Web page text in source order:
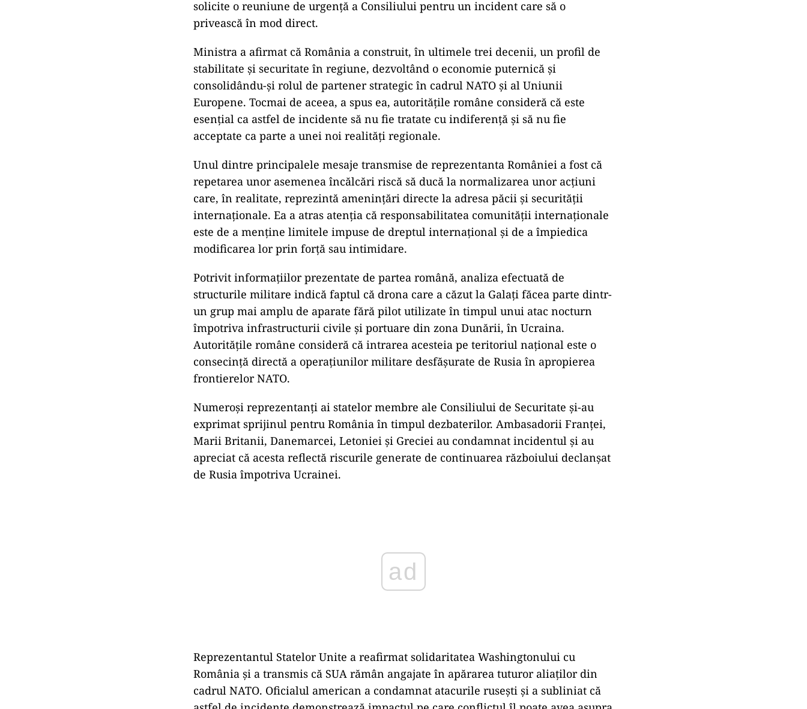
solicite o reuniune de urgență a Consiliului pentru un incident care să o
privească în mod direct.
Ministra a afirmat că România a construit, în ultimele trei decenii, un profil de
stabilitate și securitate în regiune, dezvoltând o economie puternică și
consolidându-și rolul de partener strategic în cadrul NATO și al Uniunii
Europene. Tocmai de aceea, a spus ea, autoritățile române consideră că este
esențial ca astfel de incidente să nu fie tratate cu indiferență și să nu fie
acceptate ca parte a unei noi realități regionale.
Unul dintre principalele mesaje transmise de reprezentanta României a fost că
repetarea unor asemenea încălcări riscă să ducă la normalizarea unor acțiuni
care, în realitate, reprezintă amenințări directe la adresa păcii și securității
internaționale. Ea a atras atenția că responsabilitatea comunității internaționale
este de a menține limitele impuse de dreptul internațional și de a împiedica
modificarea lor prin forță sau intimidare.
Potrivit informațiilor prezentate de partea română, analiza efectuată de
structurile militare indică faptul că drona care a căzut la Galați făcea parte dintr-
un grup mai amplu de aparate fără pilot utilizate în timpul unui atac nocturn
împotriva infrastructurii civile și portuare din zona Dunării, în Ucraina.
Autoritățile române consideră că intrarea acesteia pe teritoriul național este o
consecință directă a operațiunilor militare desfășurate de Rusia în apropierea
frontierelor NATO.
Numeroși reprezentanți ai statelor membre ale Consiliului de Securitate și-au
exprimat sprijinul pentru România în timpul dezbaterilor. Ambasadorii Franței,
Marii Britanii, Danemarcei, Letoniei și Greciei au condamnat incidentul și au
apreciat că acesta reflectă riscurile generate de continuarea războiului declanșat
de Rusia împotriva Ucrainei.
ad
Reprezentantul Statelor Unite a reafirmat solidaritatea Washingtonului cu
România și a transmis că SUA rămân angajate în apărarea tuturor aliaților din
cadrul NATO. Oficialul american a condamnat atacurile rusești și a subliniat că